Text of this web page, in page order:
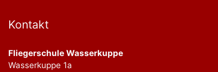
Kontakt
Fliegerschule Wasserkuppe
Wasserkuppe 1a